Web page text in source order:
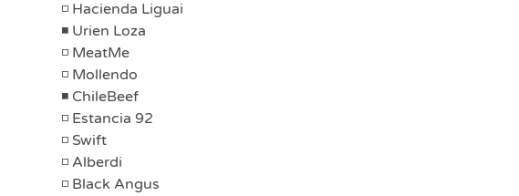
Hacienda Liguai
Urien Loza
MeatMe
Mollendo
ChileBeef
Estancia 92
Swift
Alberdi
Black Angus